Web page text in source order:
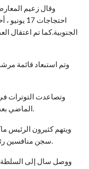
وقال زعيم
احتجاجات
الجنوبية.كما تم اعتقال
وتصاعدت التوترات
الماضي بعد اعتقال سونكو بتهم اغتصاب ، وهو ما نفاه.
ويتهم كثيرون الرئيس
سجن منافسين رئيسيين بتهم فساد في عامي 2015 و 2018.